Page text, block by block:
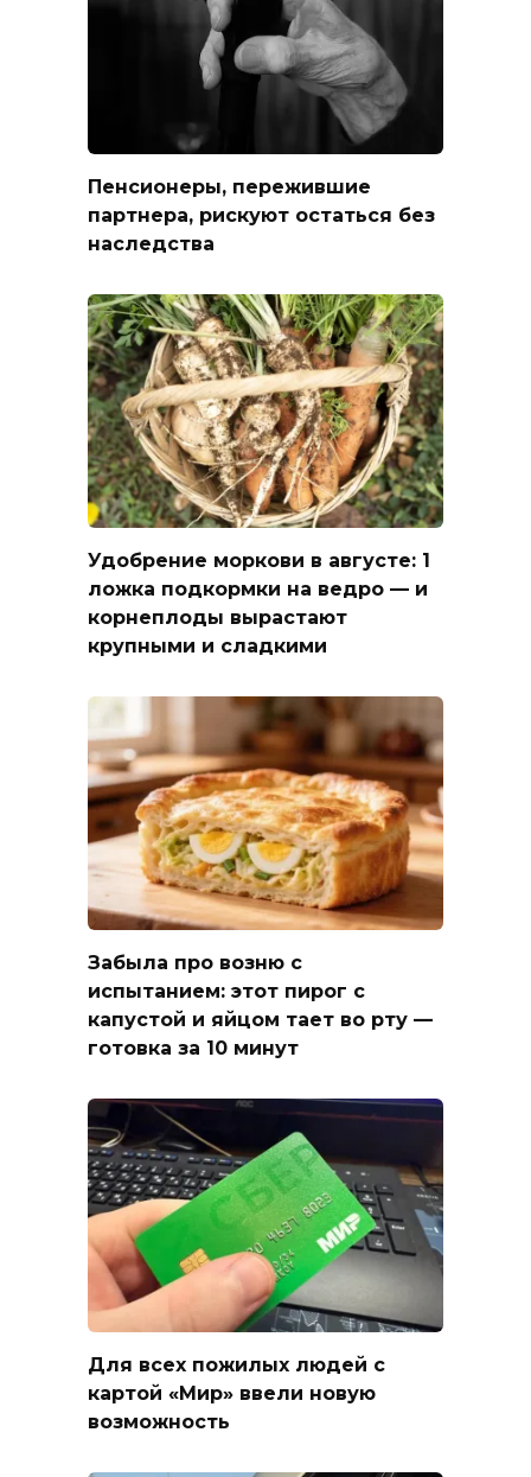
Пенсионеры, пережившие
партнера, рискуют остаться без
наследства
Удобрение моркови в августе: 1
ложка подкормки на ведро — и
корнеплоды вырастают
крупными и сладкими
Забыла про возню с
испытанием: этот пирог с
капустой и яйцом тает во рту —
готовка за 10 минут
Для всех пожилых людей с
картой «Мир» ввели новую
возможность